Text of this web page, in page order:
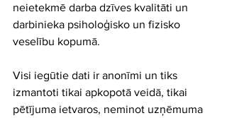
neietekmē darba dzīves kvalitāti un
darbinieka psiholoģisko un fizisko
veselību kopumā.
Visi iegūtie dati ir anonīmi un tiks
izmantoti tikai apkopotā veidā, tikai
pētījuma ietvaros, neminot uzņēmuma